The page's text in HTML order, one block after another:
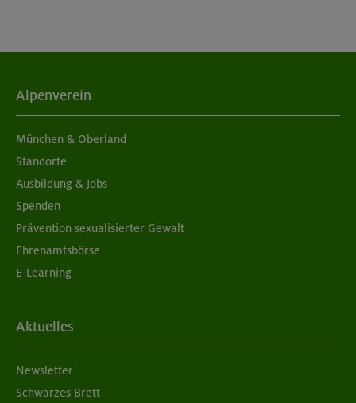
Alpenverein
München & Oberland
Standorte
Ausbildung & Jobs
Spenden
Prävention sexualisierter Gewalt
Ehrenamtsbörse
E-Learning
Aktuelles
Newsletter
Schwarzes Brett